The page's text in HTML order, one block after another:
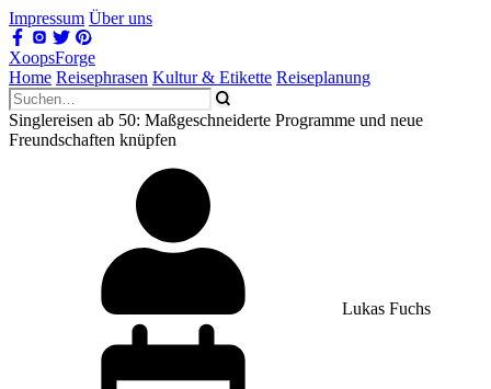
Impressum Über uns
XoopsForge
Home Reisephrasen Kultur & Etikette Reiseplanung
Singlereisen ab 50: Maßgeschneiderte Programme und neue
Freundschaften knüpfen
Lukas Fuchs